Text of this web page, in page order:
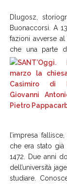
Dlugosz,
Buonaccorsi. A
fazioni avverse
che una parte
l’impresa
che era stato
1472. Due anni
dell’università
studiare.